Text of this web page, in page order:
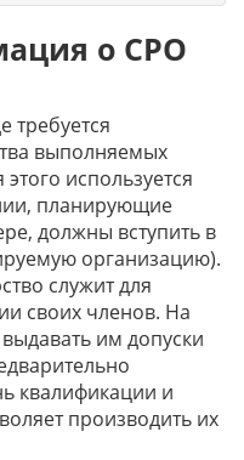
о СРО
требуется
выполняемых
используется
планирующие
должны вступить в
организацию).
служит для
своих членов. На
им допуски
квалификации и
производить их